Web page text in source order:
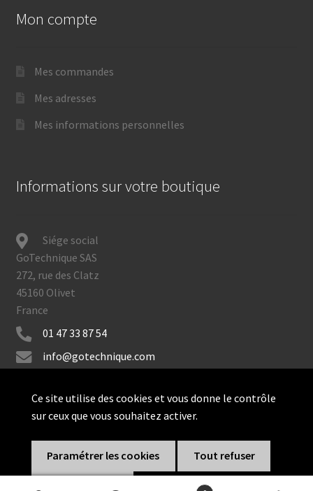
Mon compte
Mes commandes
Mes adresses
Mes informations personnelles
Informations sur votre boutique
Siége social
GoTechnique SAS
272, rue des Clatz
45160 Olivet
France
01 47 33 87 54
info@gotechnique.com
© GoTechnique 2026
Ce site utilise des cookies et vous donne le contrôle
sur ceux que vous souhaitez activer.
Paramétrer les cookies Tout refuser
Tout accepter